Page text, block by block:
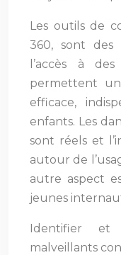
Les outils de
360, sont des
l’accès à
permettent
efficace,
enfants. Les
sont réels et
autour de
autre aspect
jeunes
Identifier
malveillants